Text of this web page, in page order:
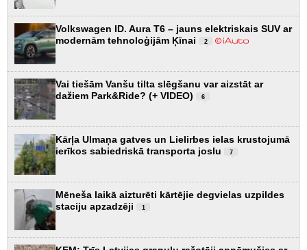
Volkswagen ID. Aura T6 – jauns elektriskais SUV ar
modernām tehnoloģijām Ķīnai
2
Vai tiešām Vanšu tilta slēgšanu var aizstāt ar
dažiem Park&Ride? (+ VIDEO)
6
Kārļa Ulmaņa gatves un Lielirbes ielas krustojumā
ierīkos sabiedriskā transporta joslu
7
Mēneša laikā aizturēti kārtējie degvielas uzpildes
staciju apzadzēji
1